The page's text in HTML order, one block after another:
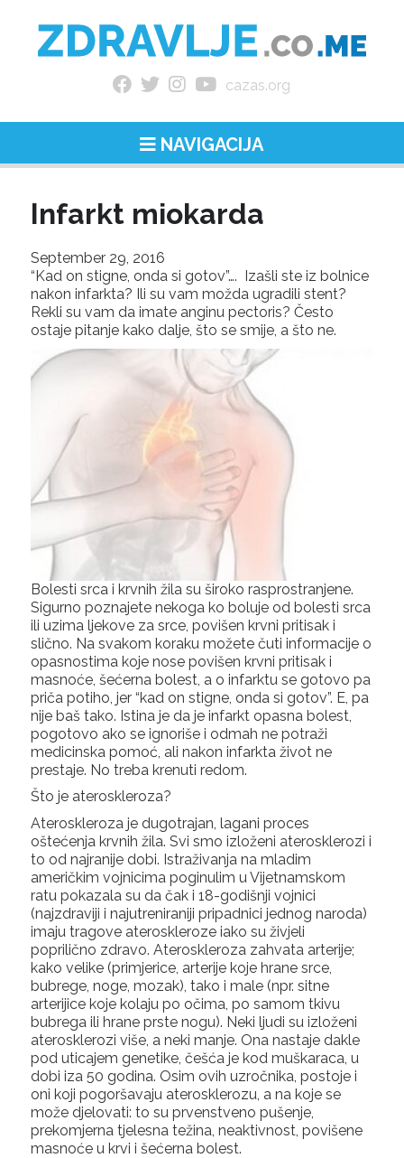
cazas.org
NAVIGACIJA
Infarkt miokarda
September 29, 2016
“Kad on stigne, onda si gotov”…. Izašli ste iz bolnice
nakon infarkta? Ili su vam možda ugradili stent?
Rekli su vam da imate anginu pectoris? Često
ostaje pitanje kako dalje, što se smije, a što ne.
Bolesti srca i krvnih žila su široko rasprostranjene.
Sigurno poznajete nekoga ko boluje od bolesti srca
ili uzima ljekove za srce, povišen krvni pritisak i
slično. Na svakom koraku možete čuti informacije o
opasnostima koje nose povišen krvni pritisak i
masnoće, šećerna bolest, a o infarktu se gotovo pa
priča potiho, jer “kad on stigne, onda si gotov”. E, pa
nije baš tako. Istina je da je infarkt opasna bolest,
pogotovo ako se ignoriše i odmah ne potraži
medicinska pomoć, ali nakon infarkta život ne
prestaje. No treba krenuti redom.
Što je ateroskleroza?
Ateroskleroza je dugotrajan, lagani proces
oštećenja krvnih žila. Svi smo izloženi aterosklerozi i
to od najranije dobi. Istraživanja na mladim
američkim vojnicima poginulim u Vijetnamskom
ratu pokazala su da čak i 18-godišnji vojnici
(najzdraviji i najutreniraniji pripadnici jednog naroda)
imaju tragove ateroskleroze iako su živjeli
poprilično zdravo. Ateroskleroza zahvata arterije;
kako velike (primjerice, arterije koje hrane srce,
bubrege, noge, mozak), tako i male (npr. sitne
arterijice koje kolaju po očima, po samom tkivu
bubrega ili hrane prste nogu). Neki ljudi su izloženi
aterosklerozi više, a neki manje. Ona nastaje dakle
pod uticajem genetike, češća je kod muškaraca, u
dobi iza 50 godina. Osim ovih uzročnika, postoje i
oni koji pogoršavaju aterosklerozu, a na koje se
može djelovati: to su prvenstveno pušenje,
prekomjerna tjelesna težina, neaktivnost, povišene
masnoće u krvi i šećerna bolest.